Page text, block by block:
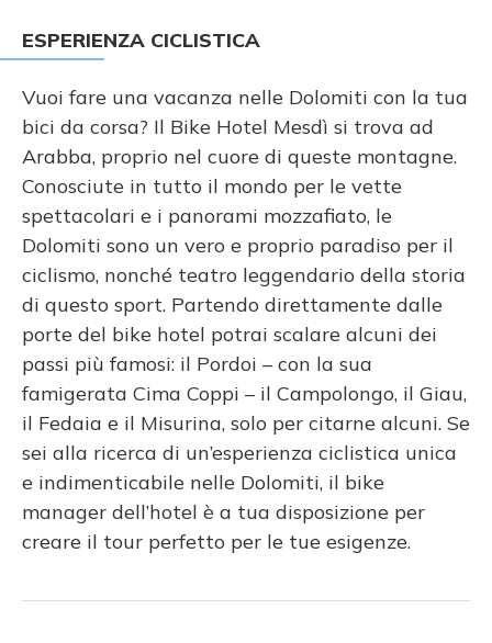
ESPERIENZA CICLISTICA
Vuoi fare una vacanza nelle Dolomiti con la tua
bici da corsa? Il Bike Hotel Mesdì si trova ad
Arabba, proprio nel cuore di queste montagne.
Conosciute in tutto il mondo per le vette
spettacolari e i panorami mozzafiato, le
Dolomiti sono un vero e proprio paradiso per il
ciclismo, nonché teatro leggendario della storia
di questo sport. Partendo direttamente dalle
porte del bike hotel potrai scalare alcuni dei
passi più famosi: il Pordoi – con la sua
famigerata Cima Coppi – il Campolongo, il Giau,
il Fedaia e il Misurina, solo per citarne alcuni. Se
sei alla ricerca di un’esperienza ciclistica unica
e indimenticabile nelle Dolomiti, il bike
manager dell’hotel è a tua disposizione per
creare il tour perfetto per le tue esigenze.